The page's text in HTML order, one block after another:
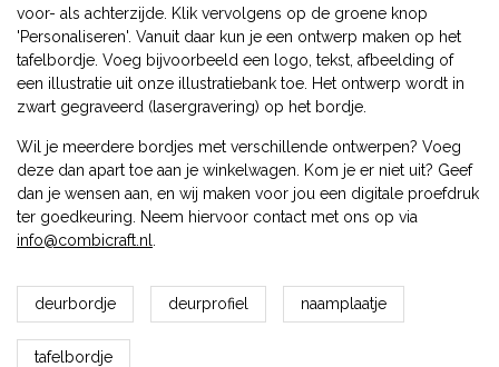
voor- als achterzijde. Klik vervolgens op de groene knop
'Personaliseren'. Vanuit daar kun je een ontwerp maken op het
tafelbordje. Voeg bijvoorbeeld een logo, tekst, afbeelding of
een illustratie uit onze illustratiebank toe. Het ontwerp wordt in
zwart gegraveerd (lasergravering) op het bordje.
Wil je meerdere bordjes met verschillende ontwerpen? Voeg
deze dan apart toe aan je winkelwagen. Kom je er niet uit? Geef
dan je wensen aan, en wij maken voor jou een digitale proefdruk
ter goedkeuring. Neem hiervoor contact met ons op via
info@combicraft.nl
deurbordje deurprofiel naamplaatje
tafelbordje